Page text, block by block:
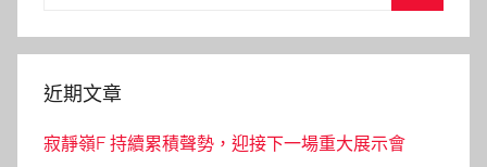
近期文章
寂靜嶺F 持續累積聲勢，迎接下一場重大展示會